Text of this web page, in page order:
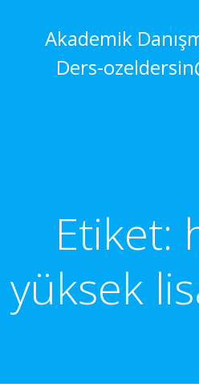
Akademik
Ders-
Etiket:
yüksek